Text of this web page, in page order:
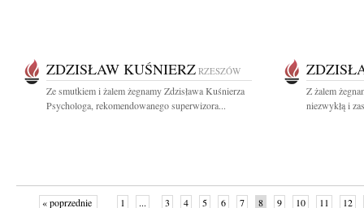
ZDZISŁAW KUŚNIERZ RZESZÓW
Ze smutkiem i żalem żegnamy Zdzisława Kuśnierza
Psychologa, rekomendowanego superwizora...
Z żalem
niezwykłą i
« poprzednie 1 ... 3 4 5 6 7 8 9 10 11 12